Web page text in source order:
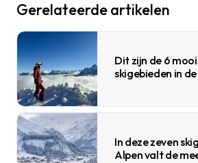
Gerelateerde artikelen
Dit zijn de 6
skigebieden in
In deze zeven
Alpen valt de